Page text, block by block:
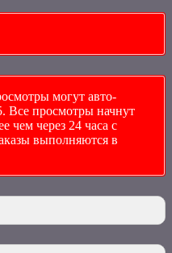
могут авто-
Все просмотры начнут
чем через 24 часа с
выполняются в